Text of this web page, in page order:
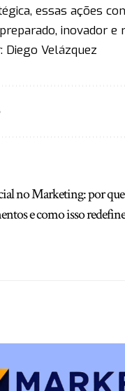
essas ações
inovador e
Diego Velázquez
no Marketing: por que
e como isso redefine